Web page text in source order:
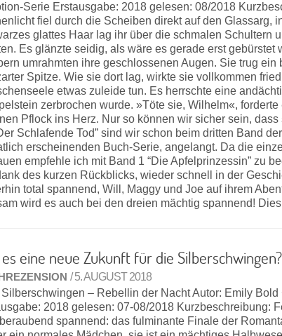
Serie Erstausgabe: 2018 gelesen: 08/2018
fiel durch die Scheiben direkt auf den Glassarg,
glattes Haar lag ihr über die schmalen Schultern
Es glänzte seidig, als wäre es gerade erst gebürstet
umrahmten ihre geschlossenen Augen. Sie trug
Spitze. Wie sie dort lag, wirkte sie vollkommen
etwas zuleide tun. Es herrschte eine
zerbrochen wurde. »Töte sie, Wilhelm«,
Pflock ins Herz. Nur so können wir sicher sein,
Schlafende Tod” sind wir schon beim dritten Band
erscheinenden Buch-Serie, angelangt. Da die
empfehle ich mit Band 1 “Die Apfelprinzessin” zu
des kurzen Rückblicks, wieder schnell in der
total spannend, Will, Maggy und Joe auf ihrem
wird es auch bei den dreien mächtig spannend!
eine neue Zukunft für die Silberschwingen?
/ 5. AUGUST 2018
Silberschwingen – Rebellin der Nacht Autor: Emily Bold
2018 gelesen: 07-08/2018 Kurzbeschreibung:
spannend: das fulminante Finale der